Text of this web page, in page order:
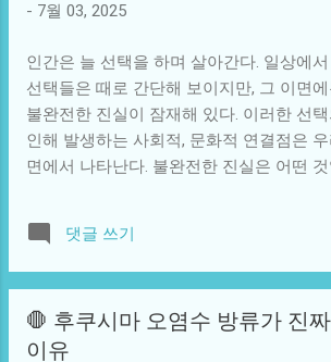
고 있습니다. 외국인들이 한국 음식을 보
식에 대한 이해도를 높이게 되고, 한국 문
께 증가합니다. ...
는 각종 범죄 사건과 사회적 혼란으로 나타
1980년대 초반, 오사카에서 일어난 이 사
찍한 범죄로 큰 논란을 일으켰다. 피해자
고, 범인은 자주 나타나지 않던 방식으로
찰은 이 사건을 해결하기 위해 전례 없는
고, 국민들은 불안에 떨었다. 이 사건은 일
되었고, 여성 인권에 대한 논의가 활발해지
다른 사건은 1985년 도쿄의 '우선공제 연쇄
이 사건은 한 중학교에서 학생들이 잇따
살해되었음이 밝혀졌다. 이 사건은 일본의
의 역할, 그리고 청소년 범죄 문제에 대한
- 7월 03, 2025
인간은 늘 선택을 하며 살아간다. 일상에
선택들은 때로 간단해 보이지만, 그 이면
불완전한 진실이 잠재해 있다. 이러한 선
인해 발생하는 사회적, 문화적 연결점은
면에서 나타난다. 불완전한 진실은 어떤 것
할 수 있는 것은 아니다. 예를 들어, 뉴스
들은 기자의 시각이나 편향, 정보의 출처
다. 이러한 현상은 정치와 사회문제에서 더
정치인의 발언이나 행동이 어떻게 해석되
댓글 쓰기
🛑 후쿠시마 오염수 방류가 진
이유